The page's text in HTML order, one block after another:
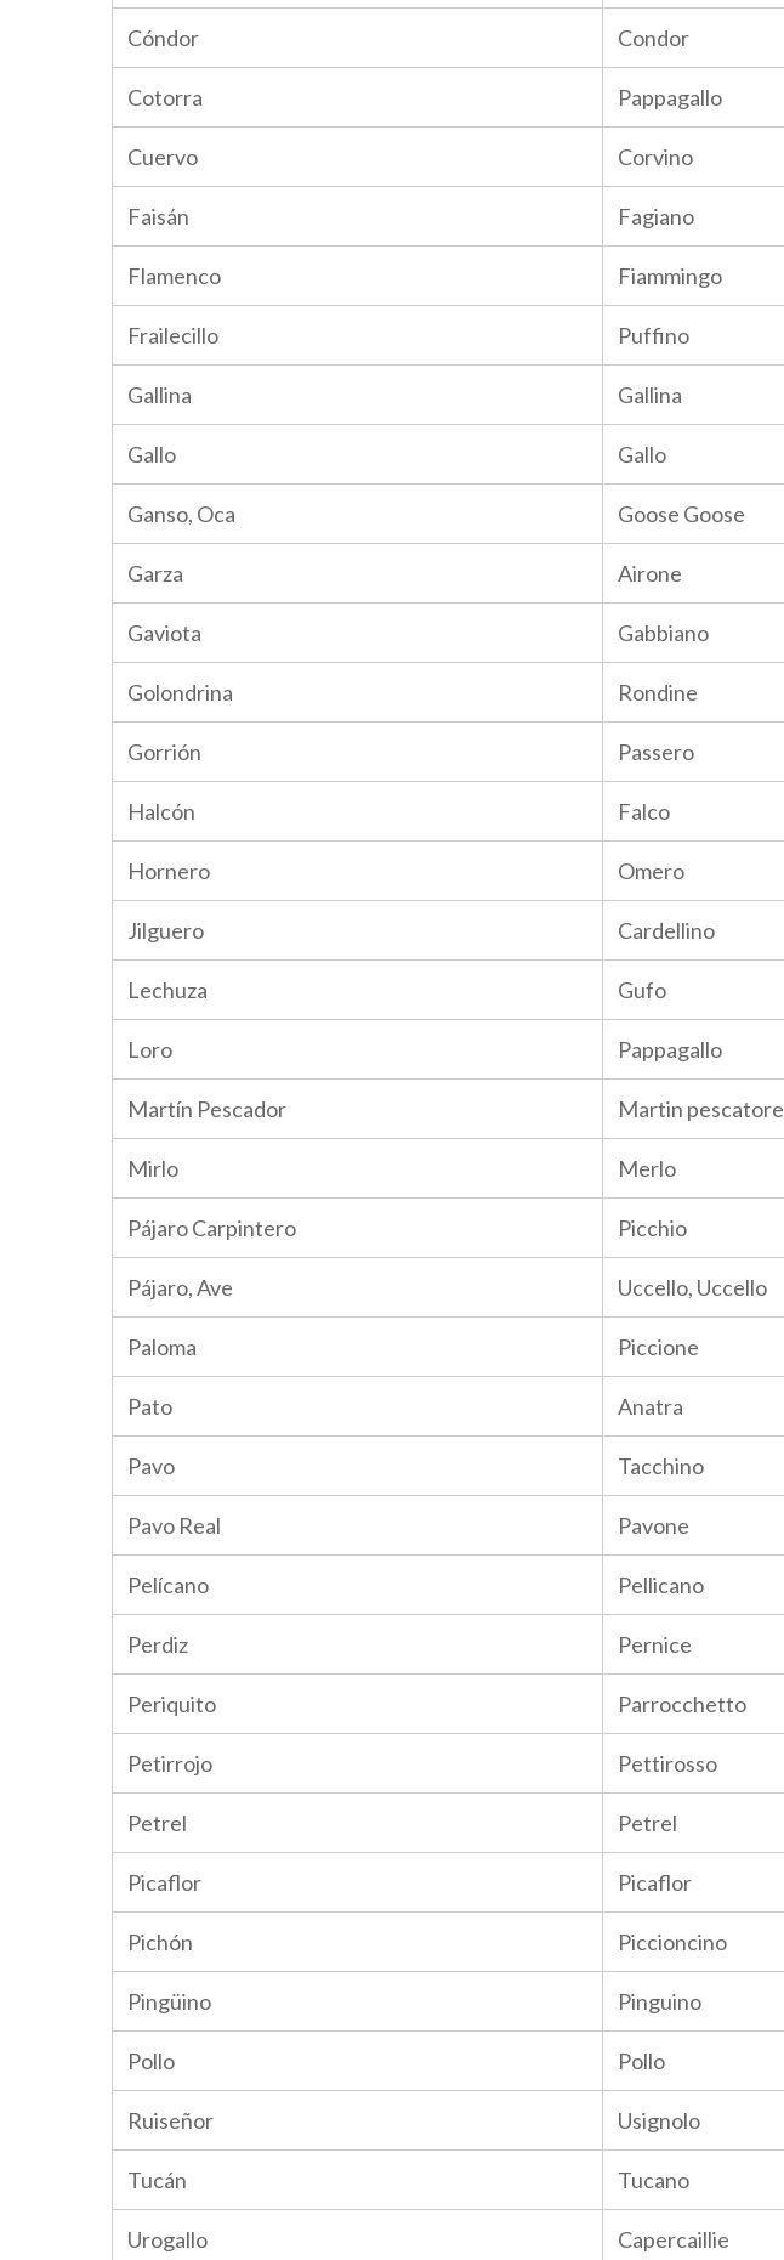
Cóndor Condor
Cotorra Pappagallo
Cuervo Corvino
Faisán Fagiano
Flamenco Fiammingo
Frailecillo Puffino
Gallina Gallina
Gallo Gallo
Ganso, Oca Goose Goose
Garza Airone
Gaviota Gabbiano
Golondrina Rondine
Gorrión Passero
Halcón Falco
Hornero Omero
Jilguero Cardellino
Lechuza Gufo
Loro Pappagallo
Martín Pescador Martin pescatore
Mirlo Merlo
Pájaro Carpintero Picchio
Pájaro, Ave Uccello, Uccello
Paloma Piccione
Pato Anatra
Pavo Tacchino
Pavo Real Pavone
Pelícano Pellicano
Perdiz Pernice
Periquito Parrocchetto
Petirrojo Pettirosso
Petrel Petrel
Picaflor Picaflor
Pichón Piccioncino
Pingüino Pinguino
Pollo Pollo
Ruiseñor Usignolo
Tucán Tucano
Urogallo Capercaillie